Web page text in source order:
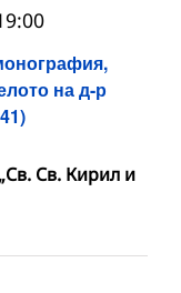
на д-р
Св. Кирил и